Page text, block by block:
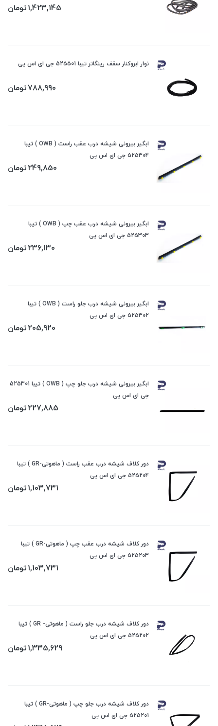
1,423,145تومان
نوار ابروکنار سقف رینگاتر تیبا 525501 جی ای اس پی
788,990تومان
ابگیر بیرونی شیشه درب عقب راست ( OWB ) تیبا
525304 جی ای اس پی
249,850تومان
ابگیر بیرونی شیشه درب عقب چپ ( OWB ) تیبا
525303 جی ای اس پی
236,130تومان
ابگیر بیرونی شیشه درب جلو راست ( OWB ) تیبا
525302 جی ای اس پی
205,920تومان
ابگیر بیرونی شیشه درب جلو چپ ( OWB ) تیبا 525301
جی ای اس پی
227,885تومان
دور کلاف شیشه درب عقب راست ( ماهوتی-GR ) تیبا
525204 جی ای اس پی
1,103,731تومان
دور کلاف شیشه درب عقب چپ ( ماهوتی-GR ) تیبا
525203 جی ای اس پی
1,103,731تومان
دور کلاف شیشه درب جلو راست ( ماهوتی- GR ) تیبا
525202 جی ای اس پی
1,335,629تومان
دور کلاف شیشه درب جلو چپ ( ماهوتی-GR ) تیبا
525201 جی ای اس پی